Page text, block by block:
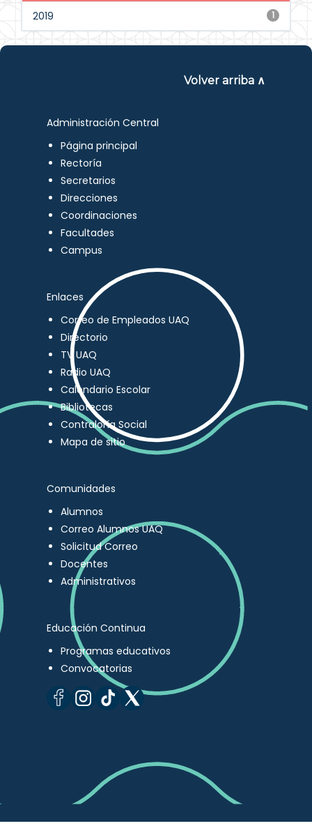
1
2019
Volver arriba ∧
Administración Central
Página principal
Rectoría
Secretarios
Direcciones
Coordinaciones
Facultades
Campus
Enlaces
Correo de Empleados UAQ
Directorio
TV UAQ
Radio UAQ
Calendario Escolar
Bibliotecas
Contraloría Social
Mapa de sitio
Comunidades
Alumnos
Correo Alumnos UAQ
Solicitud Correo
Docentes
Administrativos
Educación Continua
Programas educativos
Convocatorias